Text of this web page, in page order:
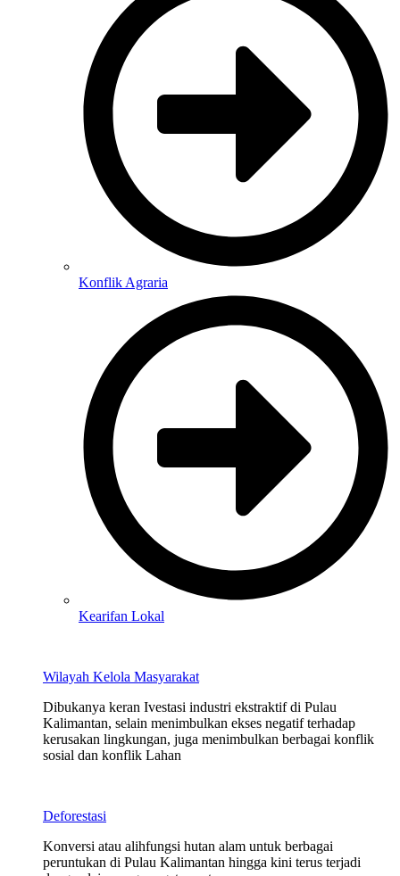
Konflik Agraria
Kearifan Lokal
Wilayah Kelola Masyarakat
Dibukanya keran Ivestasi industri ekstraktif di Pulau
Kalimantan, selain menimbulkan ekses negatif terhadap
kerusakan lingkungan, juga menimbulkan berbagai konflik
sosial dan konflik Lahan
Deforestasi
Konversi atau alihfungsi hutan alam untuk berbagai
peruntukan di Pulau Kalimantan hingga kini terus terjadi